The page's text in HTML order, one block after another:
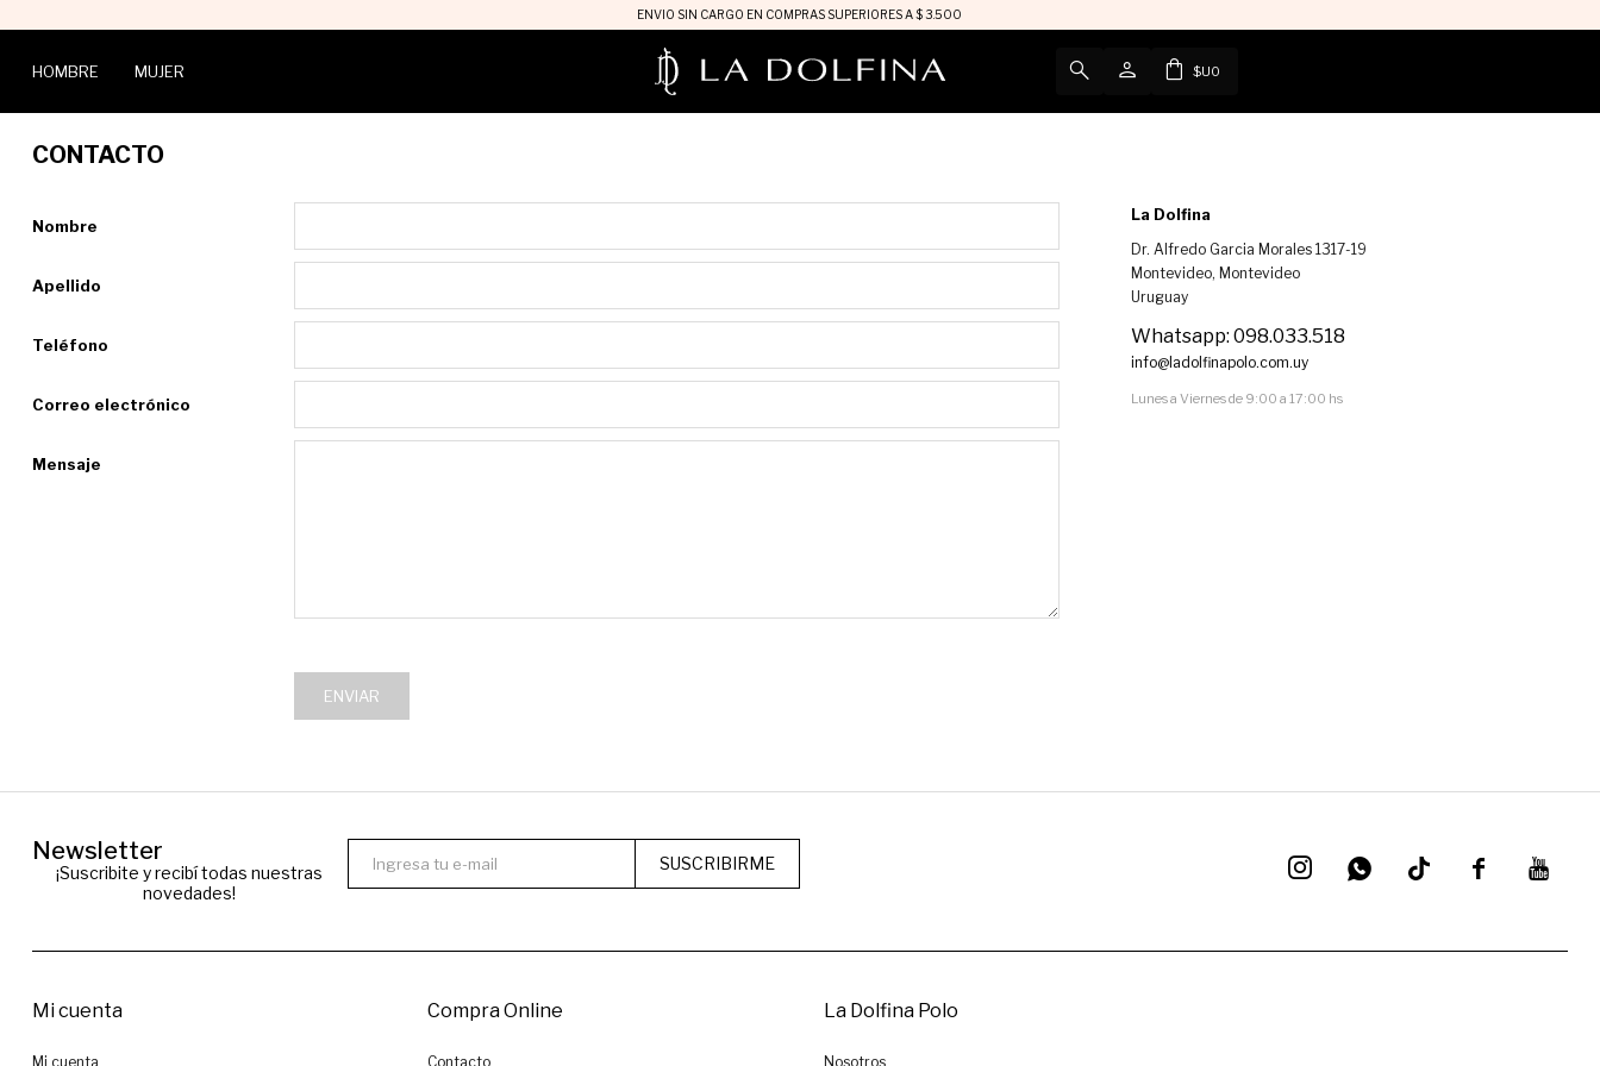
ENVIO SIN CARGO EN COMPRAS SUPERIORES A $ 3.500
HOMBRE MUJER $U0
CONTACTO
Nombre
Apellido
Teléfono
Correo electrónico
Mensaje
ENVIAR
La Dolfina
Dr. Alfredo Garcia Morales 1317-19
Montevideo, Montevideo
Uruguay
Whatsapp: 098.033.518
info@ladolfinapolo.com.uy
Lunes a Viernes de 9:00 a 17:00 hs
Newsletter
¡Suscribite y recibí todas nuestras
novedades!
SUSCRIBIRME  
 
Mi cuenta
Mi cuenta
Compra Online
Contacto
La Dolfina Polo
Nosotros